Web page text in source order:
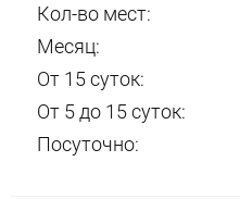
Кол-во мест:
Месяц:
От 15 суток:
От 5 до 15 суток:
Посуточно: